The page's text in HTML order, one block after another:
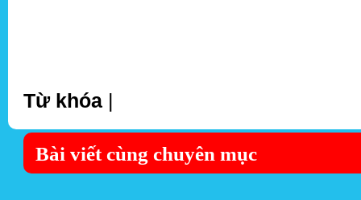
Từ khóa |
Bài viết cùng chuyên mục